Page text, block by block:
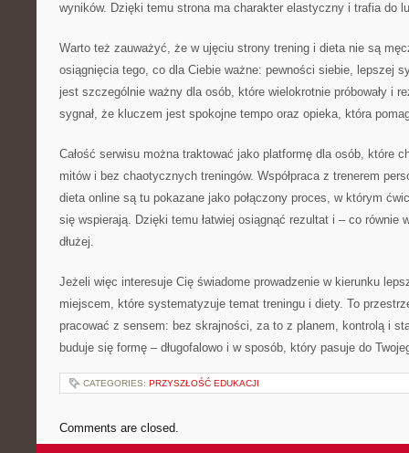
wyników. Dzięki temu strona ma charakter elastyczny i trafia do
Warto też zauważyć, że w ujęciu strony trening i dieta nie są
osiągnięcia tego, co dla Ciebie ważne: pewności siebie, lepszej
jest szczególnie ważny dla osób, które wielokrotnie próbowały i
sygnał, że kluczem jest spokojne tempo oraz opieka, która
Całość serwisu można traktować jako platformę dla osób, które
mitów i bez chaotycznych treningów. Współpraca z trenerem
dieta online są tu pokazane jako połączony proces, w którym
się wspierają. Dzięki temu łatwiej osiągnąć rezultat i – co równie
dłużej.
Jeżeli więc interesuje Cię świadome prowadzenie w kierunku
miejscem, które systematyzuje temat treningu i diety. To
pracować z sensem: bez skrajności, za to z planem, kontrolą i
buduje się formę – długofalowo i w sposób, który pasuje do
CATEGORIES: PRZYSZŁOŚĆ EDUKACJI
Comments are closed.